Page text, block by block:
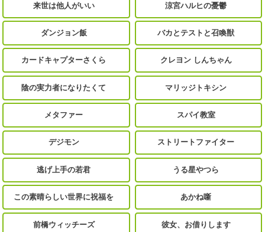
来世は他人がいい 涼宮ハルヒの憂鬱
ダンジョン飯 バカとテストと召喚獣
カードキャプターさくら クレヨン しんちゃん
陰の実力者になりたくて マリッジトキシン
メタファー スパイ教室
デジモン ストリートファイター
逃げ上手の若君 うる星やつら
この素晴らしい世界に祝福を あかね噺
前橋ウィッチーズ 彼女、お借りします